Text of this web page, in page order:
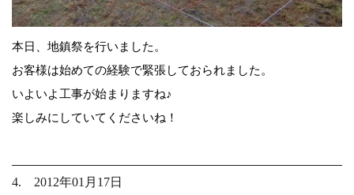
本日、地鎮祭を行いました。
お客様は始めての経験で緊張しておられました。
いよいよ工事が始まりますね♪
楽しみにしていてくださいね！
4. 2012年01月17日